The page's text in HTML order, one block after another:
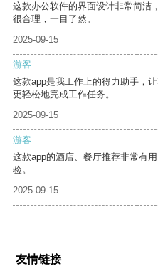
这款办公软件的界面设计非常简洁
很合理，一目了然。
2025-09-15
游客
这款app是我工作上的得力助手，
更轻松地完成工作任务。
2025-09-15
游客
这款app的酒店、餐厅推荐非常有
验。
2025-09-15
友情链接